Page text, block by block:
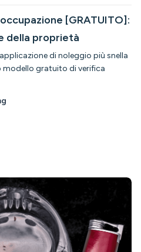
[GRATUITO]:
della proprietà
di noleggio più snella
modello gratuito di verifica